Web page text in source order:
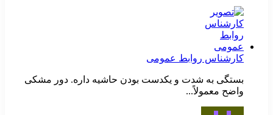
کارشناس روابط عمومی
بستگی به شدت و یکدست بودن حاشیه داره. دور مشکی
واضح معمولاً...